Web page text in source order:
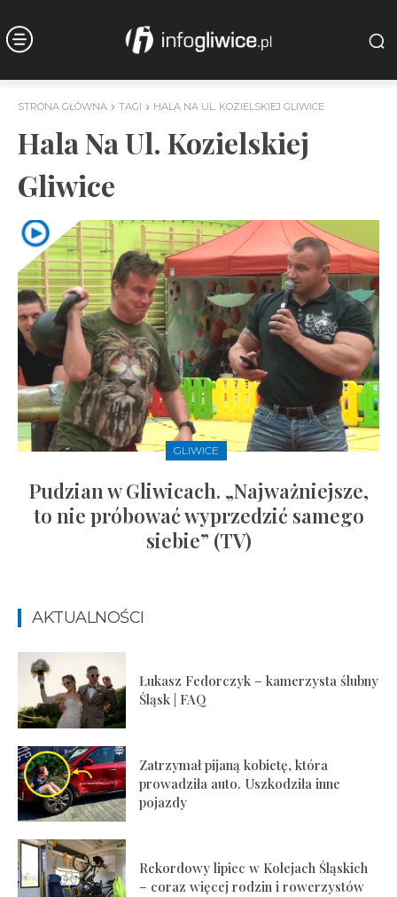
STRONA GŁÓWNA TAGI HALA NA UL. KOZIELSKIEJ GLIWICE
Hala Na Ul. Kozielskiej
Gliwice
GLIWICE
Pudzian w Gliwicach. „Najważniejsze,
to nie próbować wyprzedzić samego
siebie” (TV)
AKTUALNOŚCI
Łukasz Fedorczyk – kamerzysta ślubny
Śląsk | FAQ
Zatrzymał pijaną kobietę, która
prowadziła auto. Uszkodziła inne
pojazdy
Rekordowy lipiec w Kolejach Śląskich
– coraz więcej rodzin i rowerzystów